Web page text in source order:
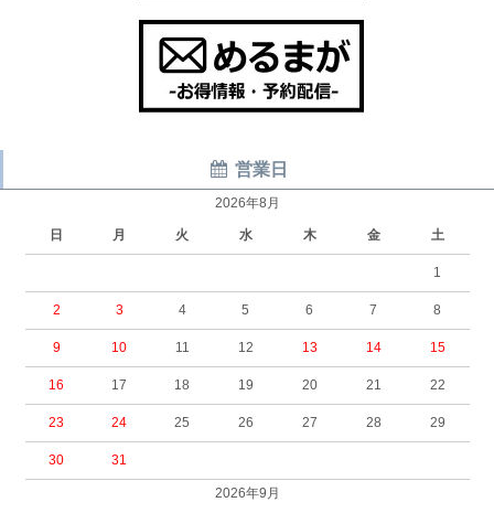
営業日
2026年8月
日 月 火 水 木 金 土
1
2 3 4 5 6 7 8
9 10 11 12 13 14 15
16 17 18 19 20 21 22
23 24 25 26 27 28 29
30 31
2026年9月